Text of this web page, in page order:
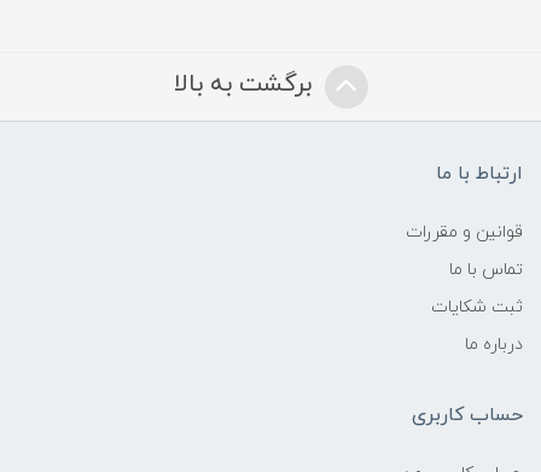
برگشت به بالا
ارتباط با ما
قوانین و مقررات
تماس با ما
ثبت شکایات
درباره ما
حساب کاربری